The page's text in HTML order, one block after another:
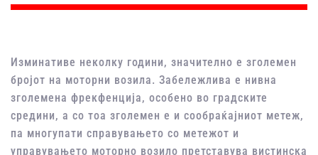
Изминативе неколку години, значително е зголемен
бројот на моторни возила. Забележлива е нивна
зголемена фрекфенција, особено во градските
средини, а со тоа зголемен е и сообраќајниот метеж,
па многупати справувањето со метежот и
управувањето моторно возило претставува вистинска